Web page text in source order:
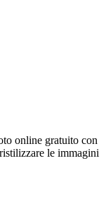
online gratuito con
le immagini